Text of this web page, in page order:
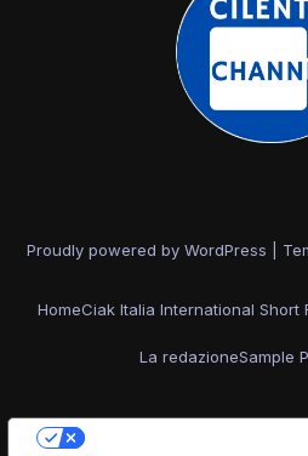
Proudly powered by WordPress
HomeCiak Italia International Short
La redazioneSample